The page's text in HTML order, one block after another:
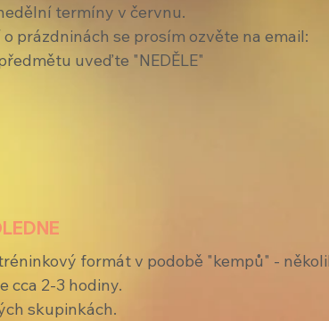
termíny v červnu.
prázdninách se prosím ozvěte na email:
uveďte "NEDĚLE"
formát v podobě "kempů" -
cca 2-3 hodiny.
skupinkách.